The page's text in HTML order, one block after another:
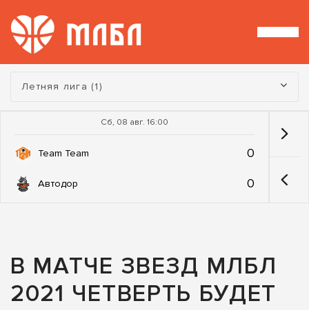
Турнир:
Летняя лига (1)
Сб, 08 авг. 16:00
Team Team 0
Автодор 0
В МАТЧЕ ЗВЕЗД МЛБЛ
2021 ЧЕТВЕРТЬ БУДЕТ